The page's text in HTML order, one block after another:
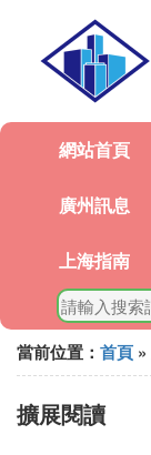
網站首頁
廣州訊息
上海指南
當前位置： 首頁 »
擴展閱讀